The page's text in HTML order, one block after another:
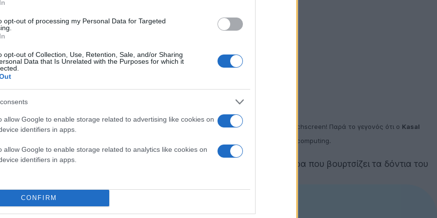
opt-out of processing my Personal Data for Targeted
opt-out of Collection, Use, Retention, Sale, and/or Sharing
Data that Is Unrelated with the Purposes for which it
allow Google to enable storage related to advertising like cookies on
identifiers in apps.
allow Google to enable storage related to analytics like cookies on
identifiers in apps.
CONFIRM
για λογαριασμό τηςLit Studios , όπου ένας μεγάλος καθρέπτης λειτουργεί ως συσκευή touchscreen! Παρά το γεγονός ότι ο Kasal
προσοχή έπεσε επάνω του ουσιαστικά εξαιτίας της
, και της έξαρσης του touch computing.
υποστήριξη multitouch, αλλά από την άλλη ποιος δεν θα ήθελε την ώρα που βουρτσίζει τα δόντια του
Google Newsγια να ενημερώνεστε άμεσα για όλα τα νέα άρθρα!